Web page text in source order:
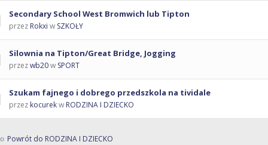
Secondary School West Bromwich lub Tipton
przez Rokxi w SZKOŁY
Silownia na Tipton/Great Bridge, Jogging
przezwb20w SPORT
Szukam fajnego i dobrego przedszkola na tividale
przez kocurekw RODZINA I DZIECKO
Powrót do RODZINA I DZIECKO